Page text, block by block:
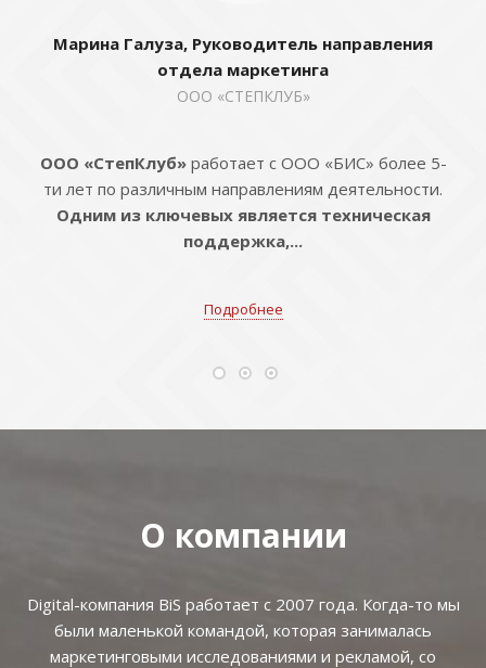
Марина Галуза, Руководитель направления
отдела маркетинга
ООО «СТЕПКЛУБ»
ООО «СтепКлуб»работает с ООО «БИС» более 5-
ти лет по различным направлениям деятельности.
Одним из ключевых является техническая
поддержка,...
Подробнее
О компании
Digital-компания BiS работает с 2007 года. Когда-то мы
были маленькой командой, которая занималась
маркетинговыми исследованиями и рекламой, со